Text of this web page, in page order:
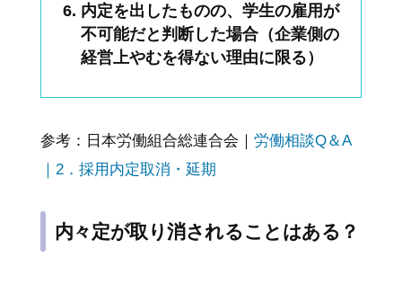
内定を出したものの、学生の雇用が
不可能だと判断した場合（企業側の
経営上やむを得ない理由に限る）
参考：日本労働組合総連合会｜ 労働相談Q＆A
｜2．採用内定取消・延期
内々定が取り消されることはある？